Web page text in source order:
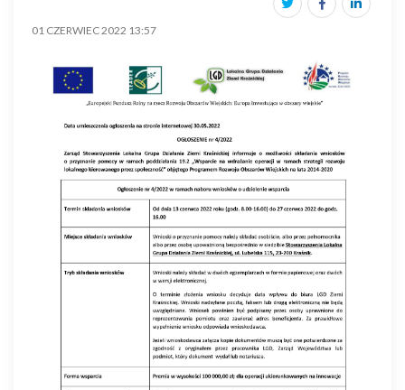
01 CZERWIEC 2022 13:57